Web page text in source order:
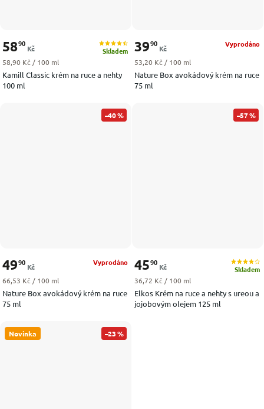
Kamill Classic krém na ruce a nehty
100 ml
Skladem
5890
Kč
Měrná cena:
58,90 Kč / 100 ml
Nature Box avokádový krém na ruce
75 ml
Vyprodáno
3990
Kč
Měrná cena:
53,20 Kč / 100 ml
–40 %
Nature Box avokádový krém na ruce
75 ml
Vyprodáno
4990
Kč
Měrná cena:
66,53 Kč / 100 ml
–57 %
Elkos Krém na ruce a nehty s ureou a
jojobovým olejem 125 ml
Skladem
4590
Kč
Měrná cena:
36,72 Kč / 100 ml
Novinka –23 %